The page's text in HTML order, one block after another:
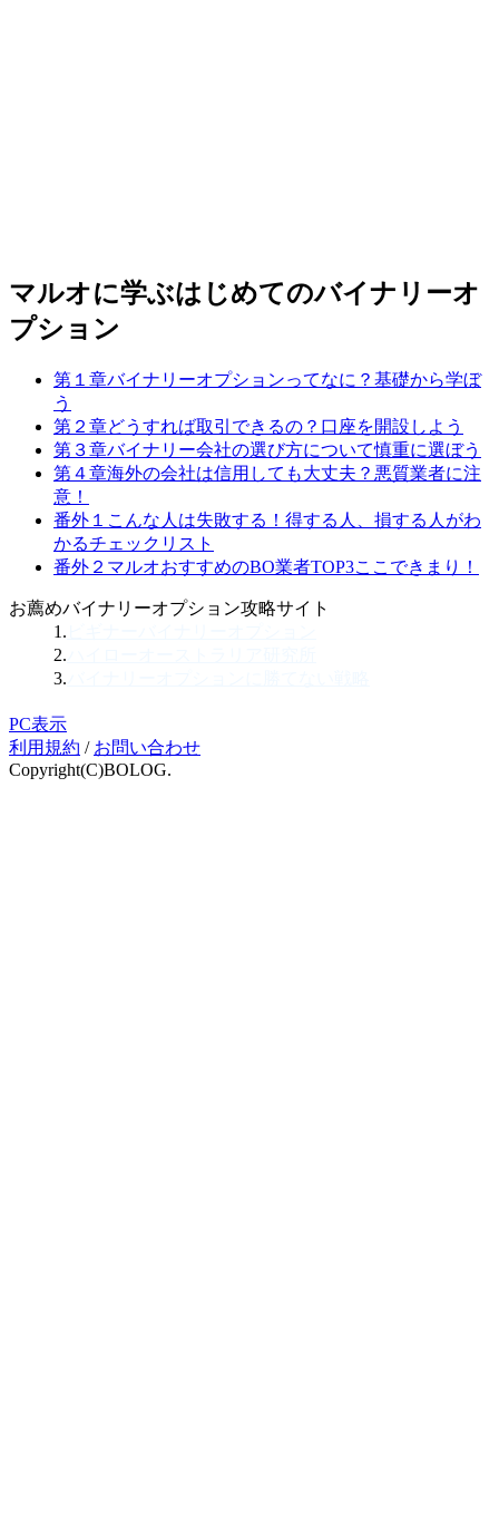
マルオに学ぶはじめてのバイナリーオ
プション
第１章バイナリーオプションってなに？ 基礎から学ぼ
う
第２章どうすれば取引できるの？ 口座を開設しよう
第３章バイナリー会社の選び方について慎重に選ぼう
第４章海外の会社は信用しても大丈夫？ 悪質業者に注
意！
番外１ こんな人は失敗する！ 得する人、損する人がわ
かるチェックリスト
番外２ マルオおすすめのBO業者TOP3ここできまり！
お薦めバイナリーオプション攻略サイト
1.
2.
3.
PC表示
利用規約 / お問い合わせ
Copyright(C)BOLOG.